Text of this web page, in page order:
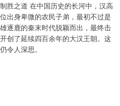
胜之道 在中国历史的长河中，汉高
出身卑微的农民子弟，最初不过是
逐鹿的秦末时代脱颖而出，最终击
创了延续四百余年的大汉王朝。这
令人深思。